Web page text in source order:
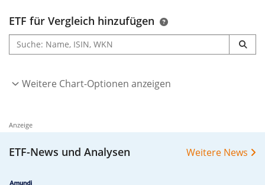
ETF für Vergleich hinzufügen
Weitere Chart-Optionen anzeigen
Anzeige
ETF-News und Analysen Weitere News